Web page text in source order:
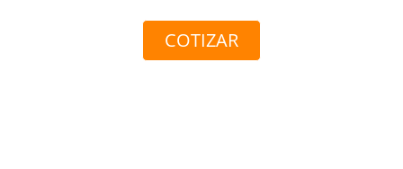
COTIZAR